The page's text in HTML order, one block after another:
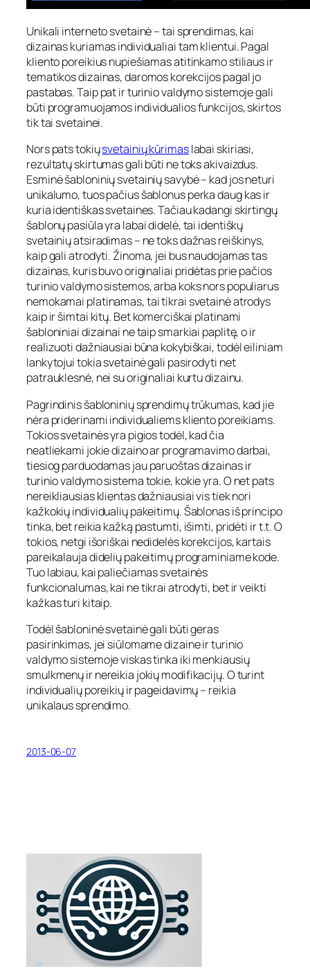
Unikali interneto svetainė – tai sprendimas, kai
dizainas kuriamas individualiai tam klientui. Pagal
kliento poreikius nupiešiamas atitinkamo stiliaus ir
tematikos dizainas, daromos korekcijos pagal jo
pastabas. Taip pat ir turinio valdymo sistemoje gali
būti programuojamos individualios funkcijos, skirtos
tik tai svetainei.
Nors pats tokiųsvetainių kūrimaslabai skiriasi,
rezultatų skirtumas gali būti ne toks akivaizdus.
Esminė šabloninių svetainių savybė – kad jos neturi
unikalumo, tuos pačius šablonus perka daug kas ir
kuria identiškas svetaines. Tačiau kadangi skirtingų
šablonų pasiūla yra labai didelė, tai identiškų
svetainių atsiradimas – ne toks dažnas reiškinys,
kaip gali atrodyti. Žinoma, jei bus naudojamas tas
dizainas, kuris buvo originaliai pridėtas prie pačios
turinio valdymo sistemos, arba koks nors populiarus
nemokamai platinamas, tai tikrai svetainė atrodys
kaip ir šimtai kitų. Bet komerciškai platinami
šabloniniai dizainai ne taip smarkiai paplitę, o ir
realizuoti dažniausiai būna kokybiškai, todėl eiliniam
lankytojui tokia svetainė gali pasirodyti net
patrauklesnė, nei su originaliai kurtu dizainu.
Pagrindinis šabloninių sprendimų trūkumas, kad jie
nėra priderinami individualiems kliento poreikiams.
Tokios svetainės yra pigios todėl, kad čia
neatliekami jokie dizaino ar programavimo darbai,
tiesiog parduodamas jau paruoštas dizainas ir
turinio valdymo sistema tokie, kokie yra. O net pats
nereikliausias klientas dažniausiai vis tiek nori
kažkokių individualių pakeitimų. Šablonas iš principo
tinka, bet reikia kažką pastumti, išimti, pridėti ir t.t. O
tokios, netgi išoriškai nedidelės korekcijos, kartais
pareikalauja didelių pakeitimų programiniame kode.
Tuo labiau, kai paliečiamas svetainės
funkcionalumas, kai ne tikrai atrodyti, bet ir veikti
kažkas turi kitaip.
Todėl šabloninė svetainė gali būti geras
pasirinkimas, jei siūlomame dizaine ir turinio
valdymo sistemoje viskas tinka iki menkiausių
smulkmenų ir nereikia jokių modifikacijų. O turint
individualių poreikių ir pageidavimų – reikia
unikalaus sprendimo.
2013-06-07